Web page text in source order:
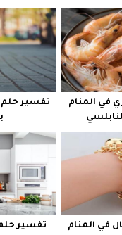
في المنام
تفسير حلم
في المنام تفسير